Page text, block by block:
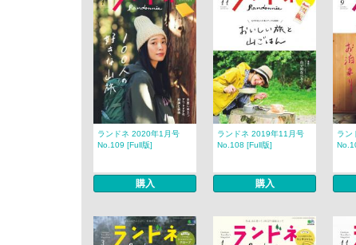
ランドネ 2020年1月号
No.109 [Full版]
購入
ランドネ 2019年11月号
No.108 [Full版]
購入
ラン